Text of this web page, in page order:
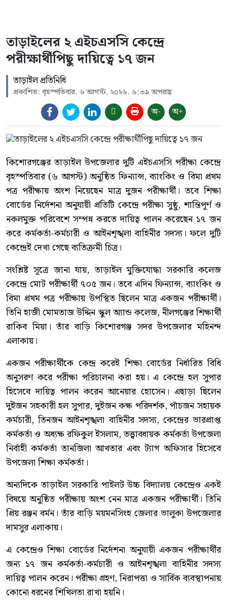
তাড়াইলের ২ এইচএসসি কেন্দ্রে
পরীক্ষার্থীপিছু দায়িত্বে ১৭ জন
তাড়াইল প্রতিনিধি
প্রকাশিত: বৃহস্পতিবার, ৬ আগস্ট, ২০২৬, ৬:৩৯ অপরাহ্ণ
অ- অ+
কিশোরগঞ্জের তাড়াইল উপজেলার দুটি এইচএসসি পরীক্ষা কেন্দ্রে
বৃহস্পতিবার (৬ আগস্ট) অনুষ্ঠিত ফিন্যান্স, ব্যাংকিং ও বিমা প্রথম
পত্র পরীক্ষায় অংশ নিয়েছেন মাত্র দুজন পরীক্ষার্থী। তবে শিক্ষা
বোর্ডের নির্দেশনা অনুযায়ী প্রতিটি কেন্দ্রে পরীক্ষা সুষ্ঠু, শান্তিপূর্ণ ও
নকলমুক্ত পরিবেশে সম্পন্ন করতে দায়িত্ব পালন করেছেন ১৭ জন
করে কর্মকর্তা-কর্মচারী ও আইনশৃঙ্খলা বাহিনীর সদস্য। ফলে দুটি
কেন্দ্রেই দেখা গেছে ব্যতিক্রমী চিত্র।
সংশ্লিষ্ট সূত্রে জানা যায়, তাড়াইল মুক্তিযোদ্ধা সরকারি কলেজ
কেন্দ্রে মোট পরীক্ষার্থী ৭০৫ জন। তবে এদিন ফিন্যান্স, ব্যাংকিং ও
বিমা প্রথম পত্র পরীক্ষায় উপস্থিত ছিলেন মাত্র একজন পরীক্ষার্থী।
তিনি হাজী মোমতাজ উদ্দিন স্কুল অ্যান্ড কলেজ, নীলগঞ্জের শিক্ষার্থী
রাকিব মিয়া। তাঁর বাড়ি কিশোরগঞ্জ সদর উপজেলার মহিনন্দ
এলাকায়।
একজন পরীক্ষার্থীকে কেন্দ্র করেই শিক্ষা বোর্ডের নির্ধারিত বিধি
অনুসরণ করে পরীক্ষা পরিচালনা করা হয়। এ কেন্দ্রে হল সুপার
হিসেবে দায়িত্ব পালন করেন আনেয়ার হোসেন। এছাড়া ছিলেন
দুইজন সহকারী হল সুপার, দুইজন কক্ষ পরিদর্শক, পাঁচজন সহায়ক
কর্মচারী, তিনজন আইনশৃঙ্খলা বাহিনীর সদস্য, কেন্দ্রের ভারপ্রাপ্ত
কর্মকর্তা ও অধ্যক্ষ রফিকুল ইসলাম, তত্ত্বাবধায়ক কর্মকর্তা উপজেলা
নির্বাহী কর্মকর্তা তানজিলা আখতার এবং ট্যাগ অফিসার হিসেবে
উপজেলা শিক্ষা কর্মকর্তা।
অন্যদিকে তাড়াইল সরকারি পাইলট উচ্চ বিদ্যালয় কেন্দ্রেও একই
বিষয়ে অনুষ্ঠিত পরীক্ষায় অংশ নেন মাত্র একজন পরীক্ষার্থী। তিনি
প্রিয় রঞ্জন বর্মন। তাঁর বাড়ি ময়মনসিংহ জেলার ভালুকা উপজেলার
দামসুর এলাকায়।
এ কেন্দ্রেও শিক্ষা বোর্ডের নির্দেশনা অনুযায়ী একজন পরীক্ষার্থীর
জন্য ১৭ জন কর্মকর্তা-কর্মচারী ও আইনশৃঙ্খলা বাহিনীর সদস্য
দায়িত্ব পালন করেন। পরীক্ষা গ্রহণ, নিরাপত্তা ও সার্বিক ব্যবস্থাপনায়
কোনো ধরনের শিথিলতা রাখা হয়নি।